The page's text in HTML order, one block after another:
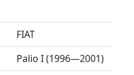
FIAT
Palio I (1996—2001)